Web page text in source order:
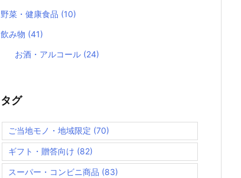
野菜・健康食品 (10)
飲み物 (41)
お酒・アルコール (24)
タグ
ご当地モノ・地域限定 (70)
ギフト・贈答向け (82)
スーパー・コンビニ商品 (83)